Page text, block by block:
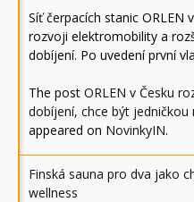
Síť čerpacích stanic ORLEN
rozvoji elektromobility a
dobíjení. Po uvedení první
The post ORLEN v Česku
dobíjení, chce být
appeared on NovinkyIN.
Finská sauna pro dva jako
wellness